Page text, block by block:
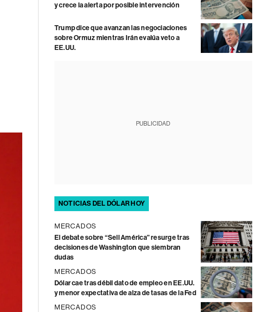
y crece la alerta por posible intervención
Trump dice que avanzan las negociaciones
sobre Ormuz mientras Irán evalúa veto a
EE.UU.
PUBLICIDAD
NOTICIAS DEL DÓLAR HOY
MERCADOS
El debate sobre “Sell América” resurge tras
decisiones de Washington que siembran
dudas
MERCADOS
Dólar cae tras débil dato de empleo en EE.UU.
y menor expectativa de alza de tasas de la Fed
MERCADOS